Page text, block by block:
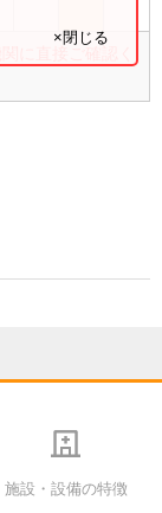
に直接ご確認く
×閉じる
施設・設備の特徴